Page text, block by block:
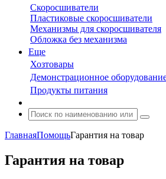
Скоросшиватели
Пластиковые скоросшиватели
Механизмы для скоросшивателя
Обложка без механизма
Еще
Хозтовары
Демонстрационное
Продукты питания
ГлавнаяПомощьГарантия на товар
Гарантия на товар